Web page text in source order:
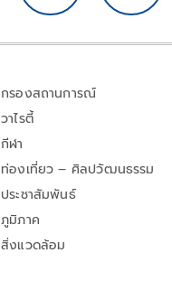
กรองสถานการณ์
วาไรตี้
กีฬา
ท่องเที่ยว – ศิลปวัฒนธรรม
ประชาสัมพันธ์
ภูมิภาค
สิ่งแวดล้อม